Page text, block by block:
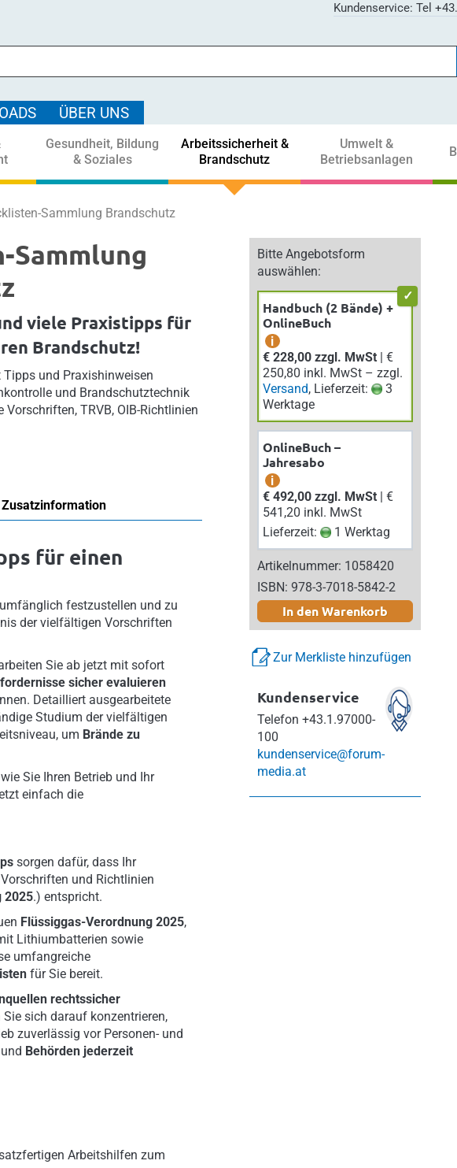
Kundenservice: Tel
ÜBER UNS
Gesundheit, Bildung
& Soziales
Arbeitssicherheit &
Brandschutz
Umwelt &
Betriebsanlagen
Sammlung Brandschutz
Sammlung
viele Praxistipps für
Brandschutz!
und Praxishinweisen
und Brandschutztechnik
Vorschriften, TRVB, OIB-Richtlinien
Bitte Angebotsform
auswählen:
Handbuch (2 Bände) +
OnlineBuch
i
€ 228,00 zzgl. MwSt | €
250,80 inkl. MwSt – zzgl.
Versand, Lieferzeit:
3
Werktage
OnlineBuch –
Jahresabo
i
€ 492,00 zzgl. MwSt | €
541,20 inkl. MwSt
Lieferzeit:
1 Werktag
Artikelnummer: 1058420
ISBN: 978-3-7018-5842-2
In den Warenkorb
Zur Merkliste hinzufügen
Kundenservice
Telefon +43.1.97000-
100
kundenservice@forum-
media.at
Zusatzinformation
für einen
festzustellen und zu
der vielfältigen Vorschriften
Sie ab jetzt mit sofort
sicher evaluieren
Detailliert ausgearbeitete
Studium der vielfältigen
um Brände zu
Sie Ihren Betrieb und Ihr
einfach die
sorgen dafür, dass Ihr
und Richtlinien
2025.) entspricht.
Flüssiggas-Verordnung 2025,
Lithiumbatterien sowie
umfangreiche
für Sie bereit.
rechtssicher
Sie sich darauf konzentrieren,
zuverlässig vor Personen- und
und Behörden jederzeit
Arbeitshilfen zum